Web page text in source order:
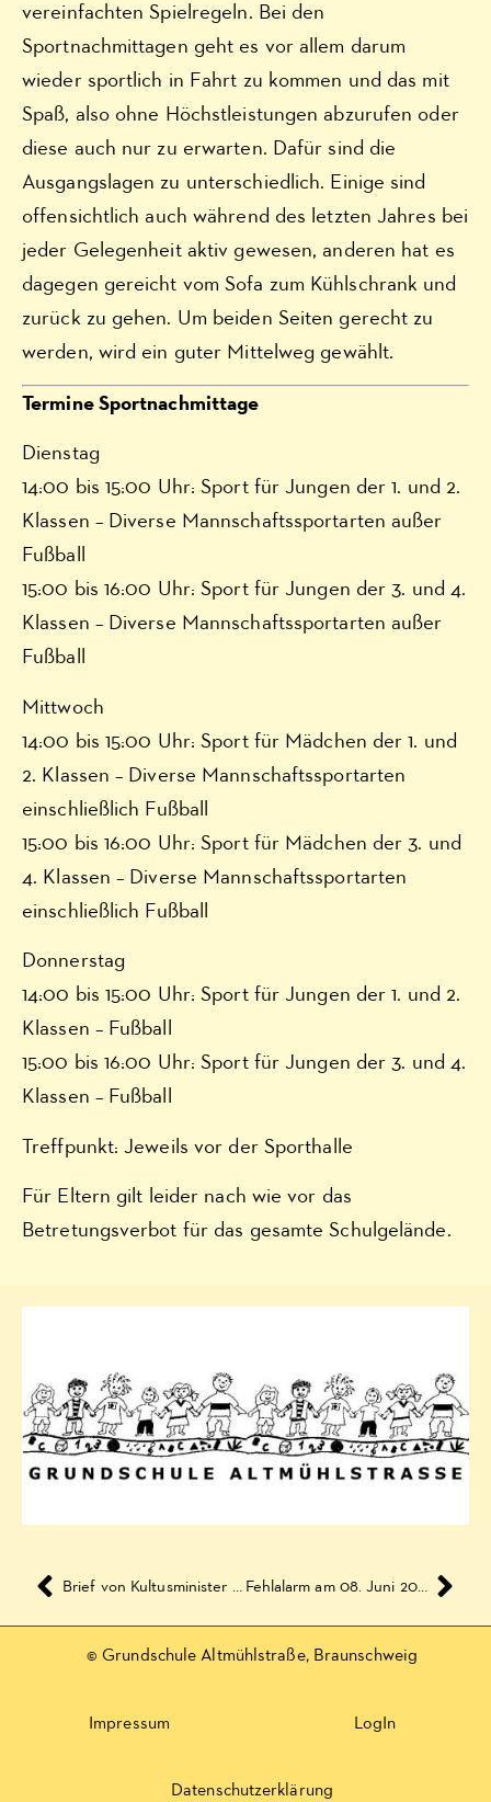
vereinfachten Spielregeln. Bei den
Sportnachmittagen geht es vor allem darum
wieder sportlich in Fahrt zu kommen und das mit
Spaß, also ohne Höchstleistungen abzurufen oder
diese auch nur zu erwarten. Dafür sind die
Ausgangslagen zu unterschiedlich. Einige sind
offensichtlich auch während des letzten Jahres bei
jeder Gelegenheit aktiv gewesen, anderen hat es
dagegen gereicht vom Sofa zum Kühlschrank und
zurück zu gehen. Um beiden Seiten gerecht zu
werden, wird ein guter Mittelweg gewählt.
Termine Sportnachmittage
Dienstag
14:00 bis 15:00 Uhr: Sport für Jungen der 1. und 2.
Klassen – Diverse Mannschaftssportarten außer
Fußball
15:00 bis 16:00 Uhr: Sport für Jungen der 3. und 4.
Klassen – Diverse Mannschaftssportarten außer
Fußball
Mittwoch
14:00 bis 15:00 Uhr: Sport für Mädchen der 1. und
2. Klassen – Diverse Mannschaftssportarten
einschließlich Fußball
15:00 bis 16:00 Uhr: Sport für Mädchen der 3. und
4. Klassen – Diverse Mannschaftssportarten
einschließlich Fußball
Donnerstag
14:00 bis 15:00 Uhr: Sport für Jungen der 1. und 2.
Klassen – Fußball
15:00 bis 16:00 Uhr: Sport für Jungen der 3. und 4.
Klassen – Fußball
Treffpunkt: Jeweils vor der Sporthalle
Für Eltern gilt leider nach wie vor das
Betretungsverbot für das gesamte Schulgelände.
Fehlalarm am 08. Juni 2021
© Grundschule Altmühlstraße, Braunschweig
Impressum LogIn
Datenschutzerklärung